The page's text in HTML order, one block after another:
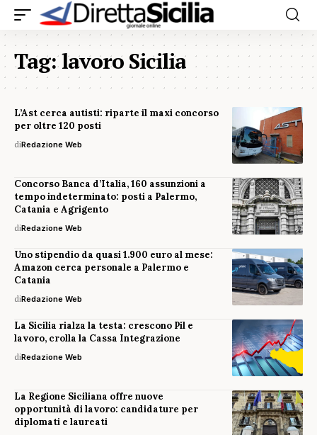
Tag:lavoro Sicilia
L’Ast cerca autisti: riparte il maxi concorso
per oltre 120 posti
diRedazione Web
Concorso Banca d’Italia, 160 assunzioni a
tempo indeterminato: posti a Palermo,
Catania e Agrigento
diRedazione Web
Uno stipendio da quasi 1.900 euro al mese:
Amazon cerca personale a Palermo e
Catania
diRedazione Web
La Sicilia rialza la testa: crescono Pil e
lavoro, crolla la Cassa Integrazione
diRedazione Web
La Regione Siciliana offre nuove
opportunità di lavoro: candidature per
diplomati e laureati